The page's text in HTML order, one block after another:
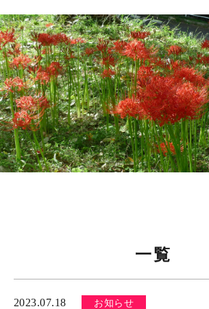
一覧
2023.07.18
お知らせ